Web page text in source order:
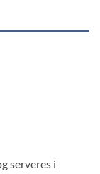
serveres i